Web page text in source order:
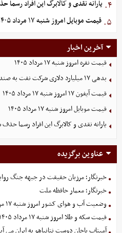
۴. یارانه نقدی و کالابرگ این افراد
۵. قیمت موبایل‌ امروز شنبه ۱۷ مرداد ۱۴۰۵
آخرین اخبار
قیمت نقره امروز شنبه ۱۷ مرداد ۱۴۰۵
بدهی ١٧ میلیارد دلاری شرکت نفت به صندوق توسعه
قیمت آیفون ۱۷ امروز شنبه ۱۷ مرداد ۱۴۰۵
قیمت موبایل‌ امروز شنبه ۱۷ مرداد ۱۴۰۵
یارانه نقدی و کالابرگ این افراد رسما
عناوین برگزیده
خبرنگار؛ مرزبان حقیقت در جبهه جنگ
خبرنگار؛ معمار حافظه ملت
وضعیت آب و هوای کشور امروز شنبه ۱۷ مرداد ۱۴۰۵
قیمت سکه و طلا امروز شنبه ۱۷ مرداد ۱۴۰۵